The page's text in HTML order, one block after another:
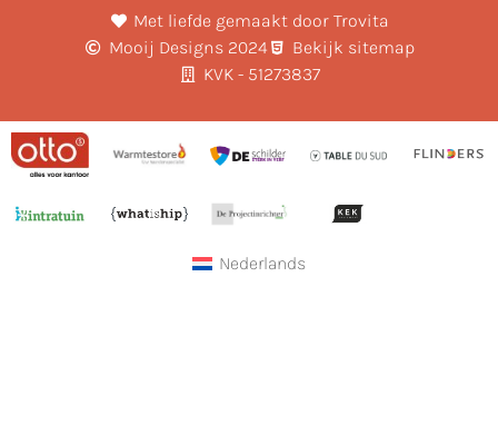
Met liefde gemaakt door Trovita
Mooij Designs 2024
Bekijk sitemap
KVK - 51273837
Nederlands